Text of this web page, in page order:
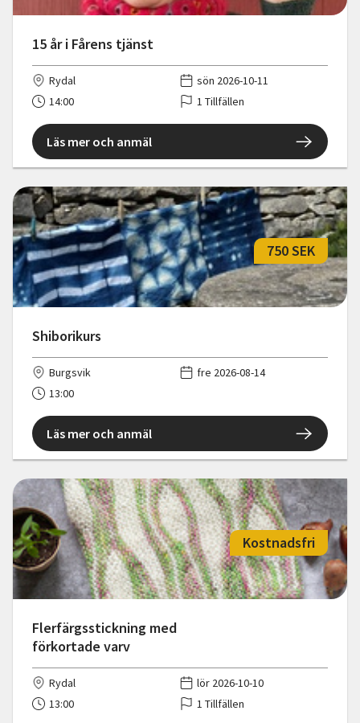
15 år i Fårens tjänst
Rydal
sön 2026-10-11
14:00
1 Tillfällen
Läs mer och anmäl
Shiborikurs
750 SEK
Burgsvik
fre 2026-08-14
13:00
Läs mer och anmäl
Flerfärgsstickning med
förkortade varv
Kostnadsfri
Rydal
lör 2026-10-10
13:00
1 Tillfällen